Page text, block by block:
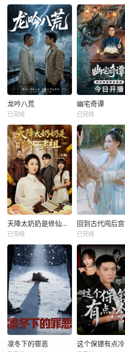
龙吟八荒
已完结
幽宅奇谭
已完结
天降太奶奶是修仙老祖
已完结
回到古代闯后宫
已完结
凛冬下的罪恶 这个保镖有点冷